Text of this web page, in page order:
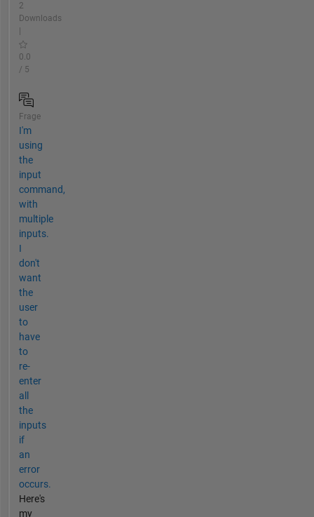
2
Downloads
0.0
/ 5
Frage
I'm
using
the
input
command,
with
multiple
inputs.
I
don't
want
the
user
to
have
to
re-
enter
all
the
inputs
if
an
error
occurs.
Here's
my